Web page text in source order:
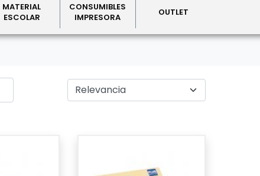
MATERIAL
ESCOLAR
CONSUMIBLES
IMPRESORA
OUTLET